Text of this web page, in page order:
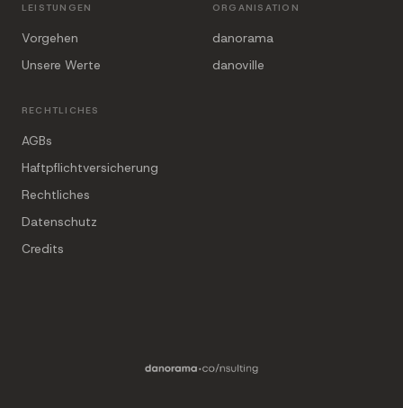
LEISTUNGEN
Vorgehen
Unsere Werte
ORGANISATION
danorama
danoville
RECHTLICHES
AGBs
Haftpflichtversicherung
Rechtliches
Datenschutz
Credits